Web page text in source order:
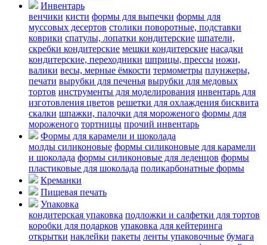
Инвентарь
венчики кисти формы для выпечки формы для
муссовых десертов столики поворотные, подставки
коврики cпатулы, лопатки кондитерские шпатели,
скребки кондитерские мешки кондитерские насадки
кондитерские, переходники шприцы, прессы ножи,
валики весы, мерные ёмкости термометры плунжеры,
печати вырубки для печенья вырубки для медовых
тортов инструменты для моделирования инвентарь для
изготовления цветов решетки для охлаждения бисквита
скалки шпажки, палочки для мороженого формы для
мороженого тортницы прочий инвентарь
Формы для карамели и шоколада
молды силиконовые формы силиконовые для карамели
и шоколада формы силиконовые для леденцов формы
пластиковые для шоколада поликарбонатные формы
Креманки
Пищевая печать
Упаковка
кондитерская упаковка подложки и салфетки для тортов
коробки для подарков упаковка для кейтеринга
открытки наклейки пакеты ленты упаковочные бумага